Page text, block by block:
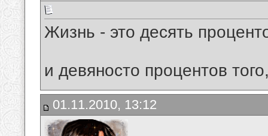
Жизнь - это десять
и девяносто процентов
01.11.2010, 13:12